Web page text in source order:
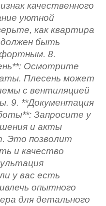
качественного
уютной
как квартира
быть
8.
Осмотрите
Плесень может
с вентиляцией
9. **Документация
Запросите у
и акты
Это позволит
и качество
у вас есть
опытного
для детального